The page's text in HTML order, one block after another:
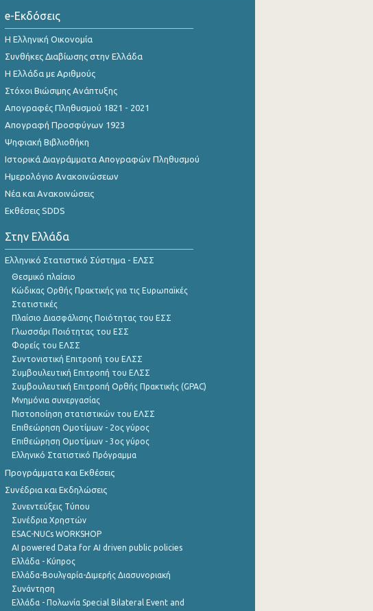
e-Εκδόσεις
Η Ελληνική Οικονομία
Συνθήκες Διαβίωσης στην Ελλάδα
Η Ελλάδα με Αριθμούς
Στόχοι Βιώσιμης Ανάπτυξης
Απογραφές Πληθυσμού 1821 - 2021
Απογραφή Προσφύγων 1923
Ψηφιακή Βιβλιοθήκη
Ιστορικά Διαγράμματα Απογραφών Πληθυσμού
Ημερολόγιο Ανακοινώσεων
Νέα και Ανακοινώσεις
Εκθέσεις SDDS
Στην Ελλάδα
Ελληνικό Στατιστικό Σύστημα - ΕΛΣΣ
Θεσμικό πλαίσιο
Κώδικας Ορθής Πρακτικής για τις Ευρωπαϊκές
Στατιστικές
Πλαίσιο Διασφάλισης Ποιότητας του ΕΣΣ
Γλωσσάρι Ποιότητας του ΕΣΣ
Φορείς του ΕΛΣΣ
Συντονιστική Επιτροπή του ΕΛΣΣ
Συμβουλευτική Επιτροπή του ΕΛΣΣ
Συμβουλευτική Επιτροπή Ορθής Πρακτικής (GPAC)
Μνημόνια συνεργασίας
Πιστοποίηση στατιστικών του ΕΛΣΣ
Επιθεώρηση Ομοτίμων - 2ος γύρος
Επιθεώρηση Ομοτίμων - 3ος γύρος
Ελληνικό Στατιστικό Πρόγραμμα
Προγράμματα και Εκθέσεις
Συνέδρια και Εκδηλώσεις
Συνεντεύξεις Τύπου
Συνέδρια Χρηστών
ESAC-NUCs WORKSHOP
AI powered Data for AI driven public policies
Ελλάδα - Κύπρος
Ελλάδα-Βουλγαρία-Διμερής Διασυνοριακή
Συνάντηση
Ελλάδα - Πολωνία Special Bilateral Event and